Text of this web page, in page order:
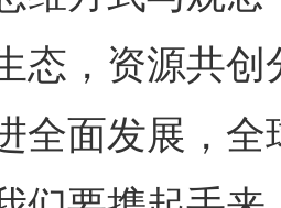
态，资源共
全面发展，